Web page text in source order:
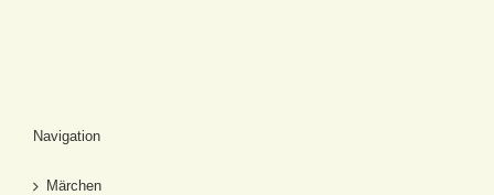
Navigation
Märchen